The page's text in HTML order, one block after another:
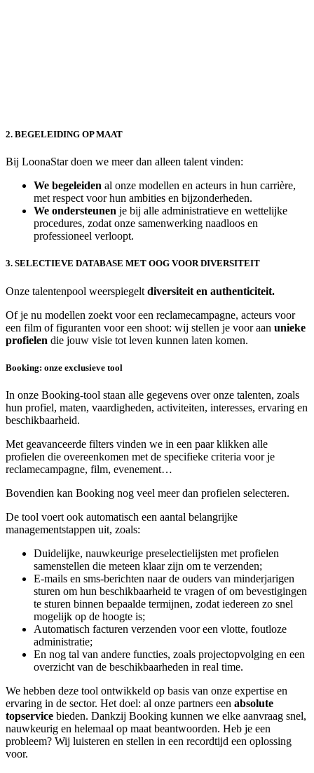
2. BEGELEIDING OP MAAT
Bij LoonaStar doen we meer dan alleen talent vinden:
We begeleiden al onze modellen en acteurs in hun carrière,
met respect voor hun ambities en bijzonderheden.
We ondersteunen je bij alle administratieve en wettelijke
procedures, zodat onze samenwerking naadloos en
professioneel verloopt.
3. SELECTIEVE DATABASE MET OOG VOOR DIVERSITEIT
Onze talentenpool weerspiegelt diversiteit en authenticiteit.
Of je nu modellen zoekt voor een reclamecampagne, acteurs voor
een film of figuranten voor een shoot: wij stellen je voor aan unieke
profielen die jouw visie tot leven kunnen laten komen.
Booking: onze exclusieve tool
In onze Booking-tool staan alle gegevens over onze talenten, zoals
hun profiel, maten, vaardigheden, activiteiten, interesses, ervaring en
beschikbaarheid.
Met geavanceerde filters vinden we in een paar klikken alle
profielen die overeenkomen met de specifieke criteria voor je
reclamecampagne, film, evenement…
Bovendien kan Booking nog veel meer dan profielen selecteren.
De tool voert ook automatisch een aantal belangrijke
managementstappen uit, zoals:
Duidelijke, nauwkeurige preselectielijsten met profielen
samenstellen die meteen klaar zijn om te verzenden;
E-mails en sms-berichten naar de ouders van minderjarigen
sturen om hun beschikbaarheid te vragen of om bevestigingen
te sturen binnen bepaalde termijnen, zodat iedereen zo snel
mogelijk op de hoogte is;
Automatisch facturen verzenden voor een vlotte, foutloze
administratie;
En nog tal van andere functies, zoals projectopvolging en een
overzicht van de beschikbaarheden in real time.
We hebben deze tool ontwikkeld op basis van onze expertise en
ervaring in de sector. Het doel: al onze partners een absolute
topservice bieden. Dankzij Booking kunnen we elke aanvraag snel,
nauwkeurig en helemaal op maat beantwoorden. Heb je een
probleem? Wij luisteren en stellen in een recordtijd een oplossing
voor.